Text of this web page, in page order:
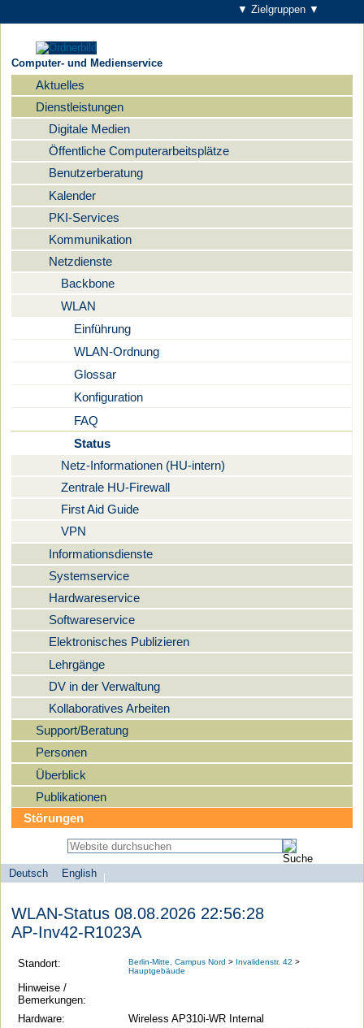
▼ Zielgruppen ▼
Computer- und Medienservice
Navigation
Aktuelles
Dienstleistungen
Digitale Medien
Öffentliche Computerarbeitsplätze
Benutzerberatung
Kalender
PKI-Services
Kommunikation
Netzdienste
Backbone
WLAN
Einführung
WLAN-Ordnung
Glossar
Konfiguration
FAQ
Status
Netz-Informationen (HU-intern)
Zentrale HU-Firewall
First Aid Guide
VPN
Informationsdienste
Systemservice
Hardwareservice
Softwareservice
Elektronisches Publizieren
Lehrgänge
DV in der Verwaltung
Kollaboratives Arbeiten
Support/Beratung
Personen
Überblick
Publikationen
Störungen
Sprachauswahl
Deutsch
English
search-menu
Universität
zu
Berlin
Computer-
und
WLAN-Status 08.08.2026 22:56:28
AP-Inv42-R1023A
Standort: Berlin-Mitte, Campus Nord > Invalidenstr. 42 >
Hauptgebäude
Hinweise /
Bemerkungen:
Hardware:
Wireless AP310i-WR Internal